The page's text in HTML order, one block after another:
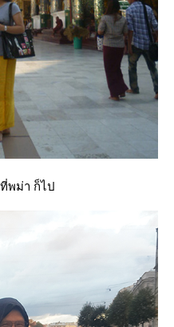
ที่พม่า ก็ไป